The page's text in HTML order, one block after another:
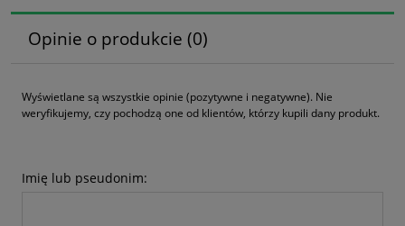
Opinie o produkcie (0)
Wyświetlane są wszystkie opinie (pozytywne i negatywne). Nie
weryfikujemy, czy pochodzą one od klientów, którzy kupili dany produkt.
Imię lub pseudonim: